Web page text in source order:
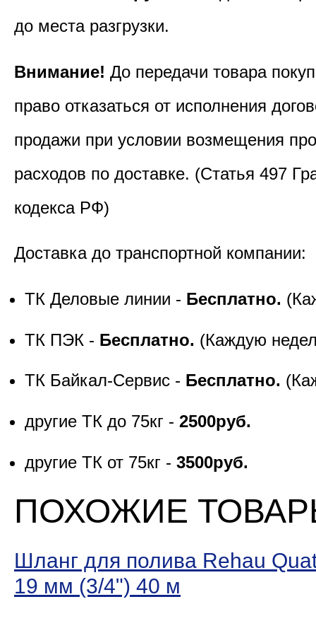
до места разгрузки.
Внимание! До передачи товара
право отказаться от исполнения
продажи при условии возмещения
расходов по доставке. (Статья 497
кодекса РФ)
Доставка до транспортной компании:
ТК Деловые линии - Бесплатно.
ТК ПЭК - Бесплатно. (Каждую
ТК Байкал-Сервис - Бесплатно.
другие ТК до 75кг - 2500руб.
другие ТК от 75кг - 3500руб.
ПОХОЖИЕ
Шланг для полива Rehau
19 мм (3/4ʺ) 40 м